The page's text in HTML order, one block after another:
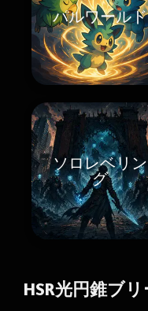
パルワールド
ソロレベリン
グ
HSR光円錐ブ